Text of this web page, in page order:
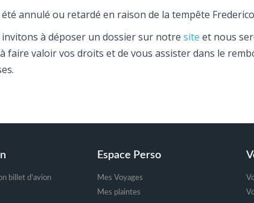
annulé ou retardé en raison de la tempête
à déposer un dossier sur notre site et nous
faire valoir vos droits et de vous assister dans le
billet d'avion
Espace Perso
Mes Voyages
Mes plaintes